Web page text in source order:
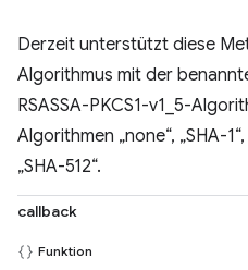
Derzeit unterstützt diese
Algorithmus mit der
RSASSA-PKCS1-v1_5-
Algorithmen „none“, „SHA-
„SHA-512“.
callback
Funktion